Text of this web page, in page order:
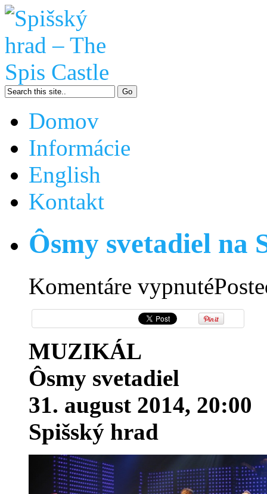
Domov
Informácie
English
Kontakt
Ôsmy svetadiel na
Komentáre vypnuténa
Ôsmy
na
Spišskom
hrade
MUZIKÁL
Ôsmy svetadiel
31. august 2014, 20:00
Spišský hrad